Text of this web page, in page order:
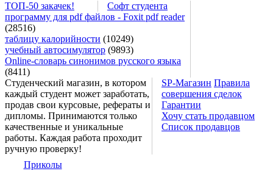
ТОП-50 закачек!
Софт студента
программу для pdf файлов - Foxit pdf reader
(28516)
таблицу калорийности (10249)
учебный автосимулятор (9893)
Online-словарь синонимов русского языка
(8411)
Студенческий магазин, в котором
каждый студент может заработать,
продав свои курсовые, рефераты и
дипломы. Принимаются только
качественные и уникальные
работы. Каждая работа проходит
ручную проверку!
SP-Магазин Правила
совершения сделок
Гарантии
Хочу стать продавцом
Список продавцов
Приколы